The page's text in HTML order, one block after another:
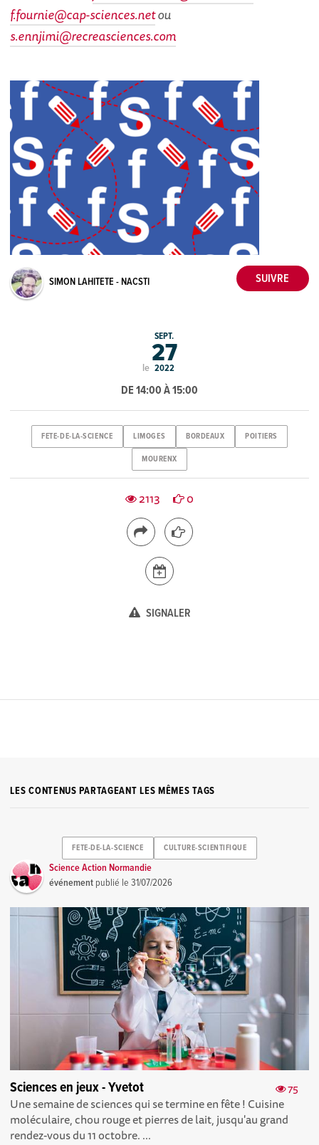
f.fournie@cap-sciences.netou
s.ennjimi@recreasciences.com
SIMON LAHITETE - NACSTI
le
SEPT.
27
2022
DE 14:00 À 15:00
FETE-DE-LA-SCIENCE LIMOGES BORDEAUX POITIERS
MOURENX
2113 0
SIGNALER
LES CONTENUS PARTAGEANT LES MÊMES TAGS
FETE-DE-LA-SCIENCE CULTURE-SCIENTIFIQUE
Science Action Normandie
événement publié le31/07/2026
75
Sciences en jeux - Yvetot
Une semaine de sciences qui se termine en fête ! Cuisine
moléculaire, chou rouge et pierres de lait, jusqu'au grand
rendez-vous du 11 octobre. ...